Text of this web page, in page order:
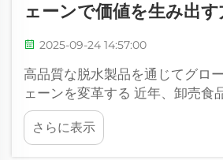
ェーンで価値を生み出
2025-09-24 14:57:00
高品質な脱水製品を通じてグロ
ェーンを変革する 近年、卸売食
的に進化しており、甘味のある
ゲームチェンジャーとなる商品
プライチェーンのダイナミクス
さらに表示